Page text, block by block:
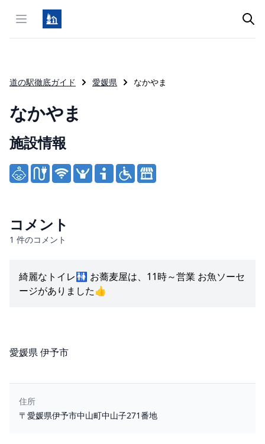
Open menu
道の駅徹底ガイド 愛媛県 なかやま
なかやま
Product information
施設情報
コメント
1 件のコメント
綺麗なトイレ🚻 お蕎麦屋は、11時～営業 お魚ソーセ
ージがありました👍️
所在地
愛媛県 伊予市
住所
〒愛媛県伊予市中山町中山子271番地